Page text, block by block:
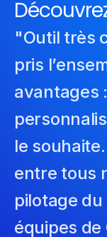
"Outil très
pris
avantages
le
entre tous
pilotage
équipes de